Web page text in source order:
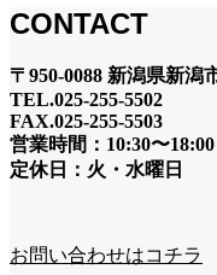
CONTACT
〒950-0088 新潟県新潟
TEL.025-255-5502
FAX.025-255-5503
営業時間：10:30〜18:00
定休日：火・水曜日
お問い合わせはコチラ